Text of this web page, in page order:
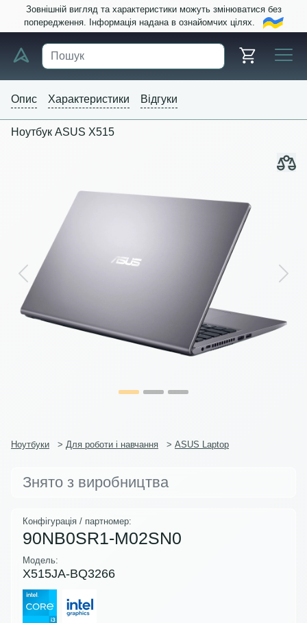
Зовнішній вигляд та характеристики можуть змінюватися без
попередження. Інформація надана в ознайомчих цілях.
Опис Характеристики Відгуки
Ноутбук ASUS X515
Previous Next
Ноутбуки > Для роботи і навчання > ASUS Laptop
Знято з виробництва
Конфігурація / партномер:
90NB0SR1-M02SN0
Модель:
X515JA-BQ3266